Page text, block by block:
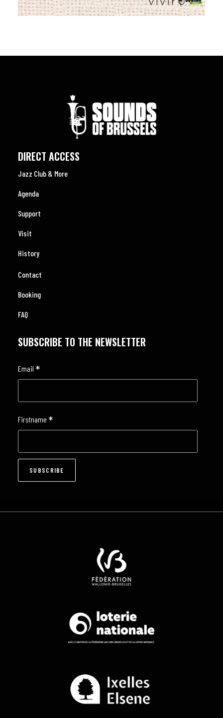
DIRECT ACCESS
Jazz Club & More
Agenda
Support
Visit
History
Contact
Booking
FAQ
SUBSCRIBE TO THE NEWSLETTER
Email *
Firstname *